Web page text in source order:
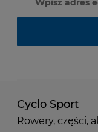
Cyclo Sport
Rowery, części,